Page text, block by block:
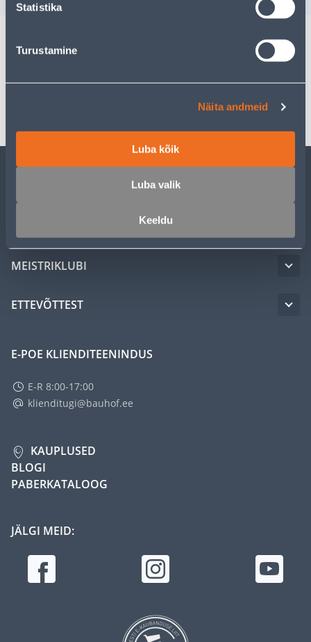
Statistika
Turustamine
Näita andmeid
Luba kõik
Luba valik
Keeldu
MEISTRIKLUBI
ETTEVÕTTEST
E-POE KLIENDITEENINDUS
E-R 8:00-17:00
klienditugi@bauhof.ee
KAUPLUSED
BLOGI
PABERKATALOOG
JÄLGI MEID: